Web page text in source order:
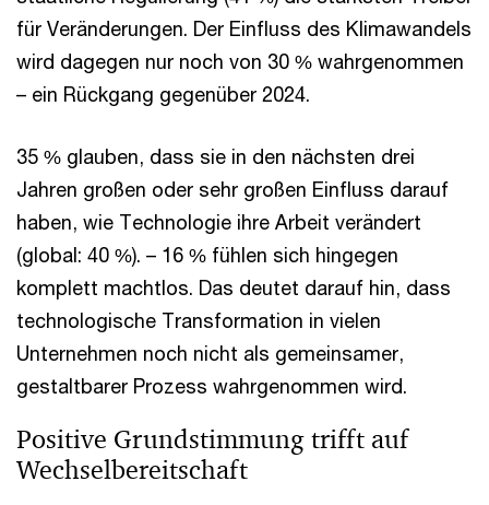
für Veränderungen. Der Einfluss des Klimawandels
wird dagegen nur noch von 30 % wahrgenommen
– ein Rückgang gegenüber 2024.
35 % glauben, dass sie in den nächsten drei
Jahren großen oder sehr großen Einfluss darauf
haben, wie Technologie ihre Arbeit verändert
(global: 40 %). – 16 % fühlen sich hingegen
komplett machtlos. Das deutet darauf hin, dass
technologische Transformation in vielen
Unternehmen noch nicht als gemeinsamer,
gestaltbarer Prozess wahrgenommen wird.
Positive Grundstimmung trifft auf
Wechselbereitschaft